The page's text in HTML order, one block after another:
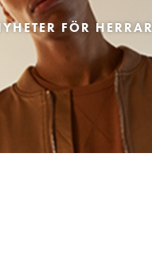
FÖR HERRAR